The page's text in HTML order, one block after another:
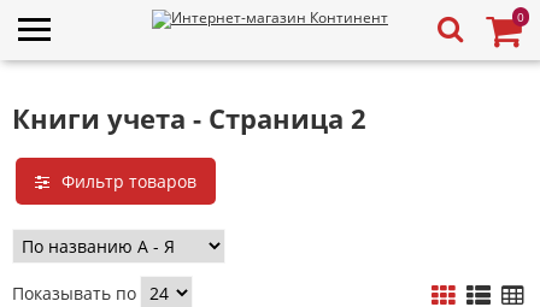
0
Книги учета - Страница 2
Фильтр товаров
Показывать по